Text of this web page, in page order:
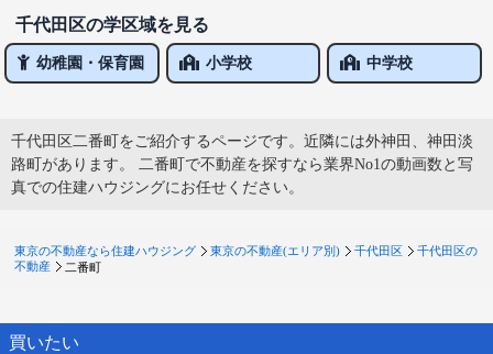
千代田区の学区域を見る
幼稚園・保育園 小学校 中学校
千代田区二番町をご紹介するページです。近隣には外神田、神田淡
路町があります。 二番町で不動産を探すなら業界No1の動画数と写
真での住建ハウジングにお任せください。
東京の不動産なら住建ハウジング 東京の不動産(エリア別) 千代田区
千代田区の
不動産
二番町
買いたい